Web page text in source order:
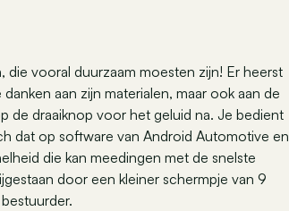
vooral duurzaam moesten zijn! Er heerst
aan zijn materialen, maar ook aan de
de draaiknop voor het geluid na. Je bedient
dat op software van Android Automotive en
die kan meedingen met de snelste
door een kleiner schermpje van 9